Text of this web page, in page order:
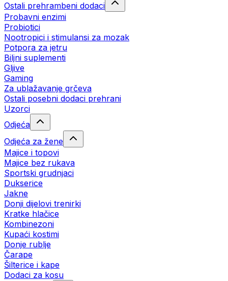
Ostali prehrambeni dodaci
Probavni enzimi
Probiotici
Nootropici i stimulansi za mozak
Potpora za jetru
Biljni suplementi
Gljive
Gaming
Za ublažavanje grčeva
Ostali posebni dodaci prehrani
Uzorci
Odjeća
Odjeća za žene
Majice i topovi
Majice bez rukava
Sportski grudnjaci
Dukserice
Jakne
Donji dijelovi trenirki
Kratke hlačice
Kombinezoni
Kupaći kostimi
Donje rublje
Čarape
Šilterice i kape
Dodaci za kosu